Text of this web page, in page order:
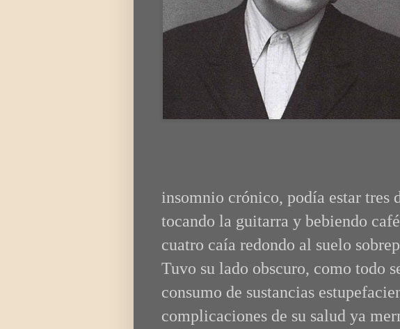
insomnio crónico, podía estar tres
tocando la guitarra y bebiendo
cuatro caía redondo al suelo
Tuvo su lado obscuro, como todo
consumo de sustancias
complicaciones de su salud ya